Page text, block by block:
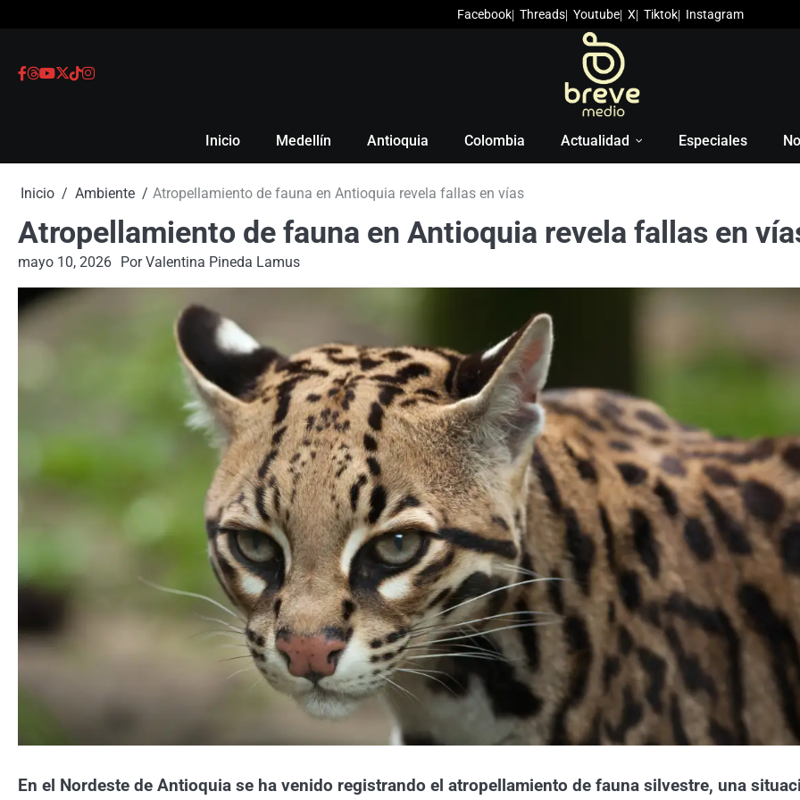
Facebook Threads Youtube X Tiktok Instagram
Facebook
Threads
Youtube
X Tiktok
Instagram
Inicio Medellín Antioquia Colombia Actualidad Especiales
Inicio Ambiente Atropellamiento de fauna en Antioquia revela fallas en vías
Atropellamiento de fauna en Antioquia revela fallas en
mayo 10, 2026 Por Valentina Pineda Lamus
En el Nordeste de Antioquia se ha venido registrando el atropellamiento de fauna silvestre, una